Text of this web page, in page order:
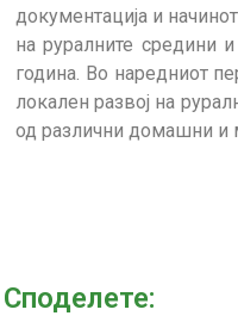
документација и
на руралните средини
година. Во наредниот
локален развој на
од различни домашни и
Споделeте: